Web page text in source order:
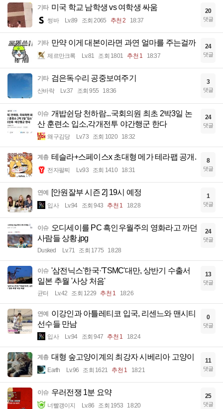
기타 미국 학교 남학생 vs 여학생 싸움
썽바 Lv.89 조회 2065 추천 2 18:37
20
댓글
기타 만약 이게 대본이라면 과연 얼마를 주는걸까
제르만크록 Lv.81 조회 1801 추천 1 18:37
24
댓글
기타 검은독수리 공중보여주기
산바락 Lv.37 조회 955 18:36
3
댓글
이슈 개밥쉰당 천하람...국회의원 최초 2박3일 논
산 훈련소 입소,각개전투 야간행군 한다
왜구김당 Lv.73 조회 1020 18:32
24
댓글
계층 테슬라+스페이스x 초대형 메가 테라팹 공개.
전자팔찌 Lv.93 조회 1410 18:31
8
댓글
연예 [안원잘부 시즌 2] 19시 예정
입사 Lv.94 조회 943 추천 1 18:28
1
댓글
이슈 오디세이를 PC 흑인우월주의 영화라고 까던
사람들 상황.jpg
Dusked Lv.71 조회 1775 18:28
24
댓글
이슈 '삼전닉스'한국·'TSMC'대만, 상반기 수출서
일본 추월 '사상 처음'
균터 Lv.42 조회 1229 추천 1 18:26
13
댓글
연예
이강인과 아틀레티코 입국, 리센느와 맨시티
선수들 만남
입사 Lv.94 조회 947 추천 1 18:24
0
댓글
계층 대형 숲고양이계의 최강자 시베리아 고양이
Earth Lv.96 조회 1621 추천 1 18:21
11
댓글
이슈 우러전쟁 1분 요약
너빨갱이지 Lv.86 조회 1953 18:20
25
댓글